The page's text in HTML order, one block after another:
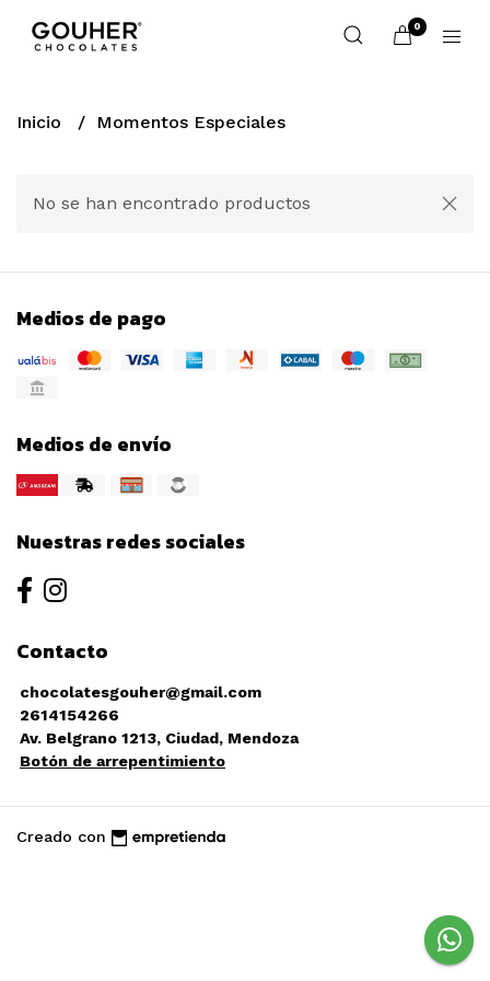
0
Inicio Momentos Especiales
No se han encontrado productos
Medios de pago
Medios de envío
Nuestras redes sociales
Contacto
chocolatesgouher@gmail.com
2614154266
Av. Belgrano 1213, Ciudad, Mendoza
Botón de arrepentimiento
Creado con